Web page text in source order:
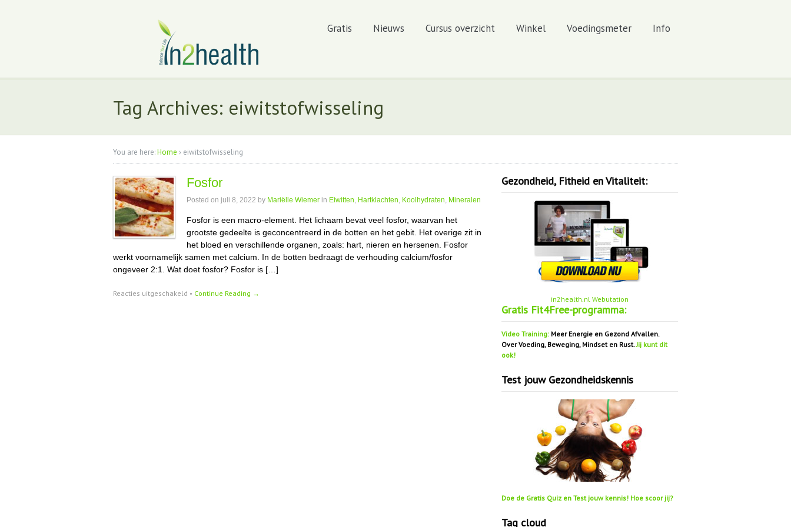
Gratis Nieuws Cursus overzicht Winkel Voedingsmeter Info
Tag Archives: eiwitstofwisseling
You are here:Home › eiwitstofwisseling
Fosfor
Posted on juli 8, 2022 by Mariëlle Wiemer in Eiwitten Hartklachten Koolhydraten Mineralen
Fosfor is een macro-element. Het lichaam bevat veel fosfor, waarvan het
grootste gedeelte is geconcentreerd in de botten en het gebit. Het overige zit in
het bloed en verschillende organen, zoals: hart, nieren en hersenen. Fosfor
werkt voornamelijk samen met calcium. In de botten bedraagt de verhouding calcium/fosfor
ongeveer 2:1. Wat doet fosfor? Fosfor is […]
Reacties uitgeschakeld voor
• Continue Reading →
Gezondheid, Fitheid en Vitaliteit:
in2health.nl Webutation
Gratis Fit4Free-programma:
Video Training: Meer Energie en Gezond Afvallen.
Over Voeding, Beweging, Mindset en Rust.Jij kunt dit
ook!
Test jouw Gezondheidskennis
Doe de Gratis Quiz en Test jouw kennis! Hoe scoor jij?
Tag cloud